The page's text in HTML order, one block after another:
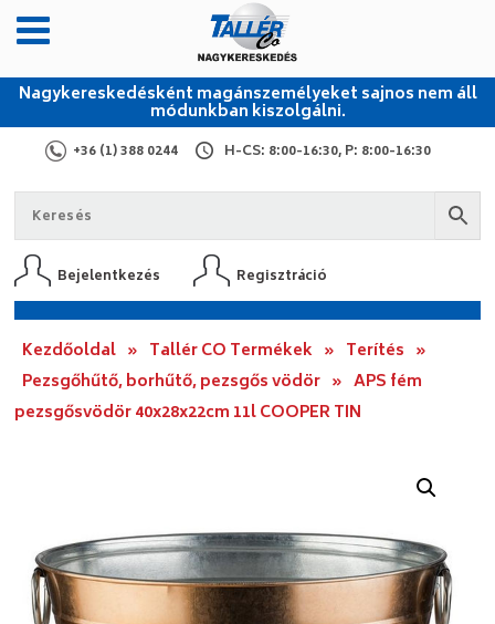
Nagykereskedésként magánszemélyeket sajnos nem áll
módunkban kiszolgálni.
+36 (1) 388 0244 H-CS: 8:00-16:30, P: 8:00-16:30
Bejelentkezés Regisztráció
Kezdőoldal » Tallér CO Termékek » Terítés »
Pezsgőhűtő, borhűtő, pezsgős vödör » APS fém
pezsgősvödör 40x28x22cm 11l COOPER TIN